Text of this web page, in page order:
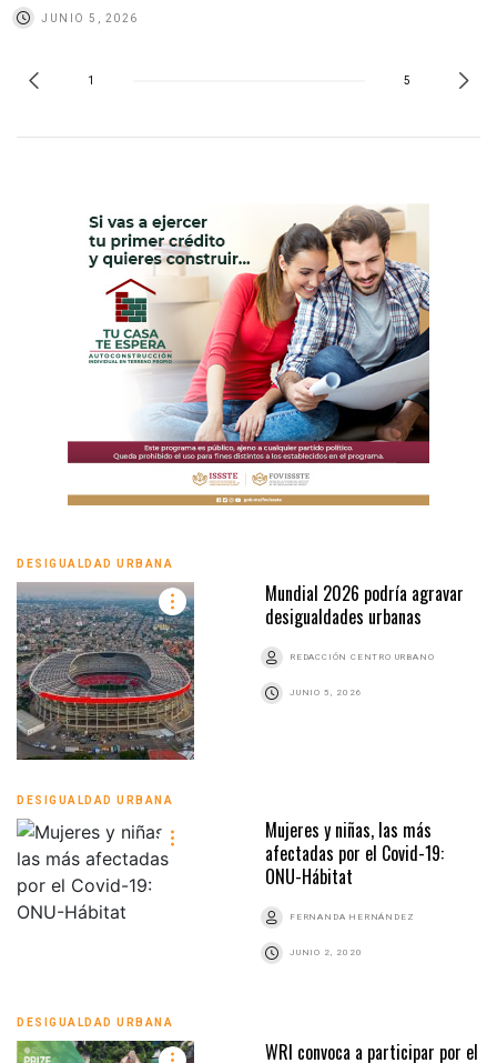
JUNIO 5, 2026
1 5
DESIGUALDAD URBANA
Mundial 2026 podría agravar
desigualdades urbanas
REDACCIÓN CENTRO URBANO
JUNIO 5, 2026
DESIGUALDAD URBANA
Mujeres y niñas, las más
afectadas por el Covid-19:
ONU-Hábitat
FERNANDA HERNÁNDEZ
JUNIO 2, 2020
DESIGUALDAD URBANA
WRI convoca a participar por el